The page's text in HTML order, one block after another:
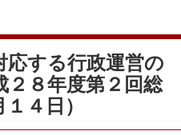
応する行政運営の
２８年度第２回総
４日）